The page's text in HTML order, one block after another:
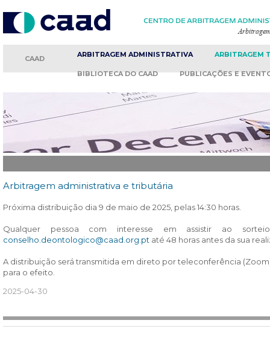
CAAD ARBITRAGEM ADMINISTRATIVA ARBITRAGEM
BIBLIOTECA DO CAAD PUBLICAÇÕES E
Arbitragem administrativa e tributária
Próxima distribuição dia 9 de maio de 2025, pelas 14:30 horas.
Qualquer pessoa com interesse em assistir ao
conselho.deontologico@caad.org.pt até 48 horas antes da sua
A distribuição será transmitida em direto por teleconferência
para o efeito.
2025-04-30